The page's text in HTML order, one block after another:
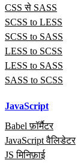
CSS से SASS
SCSS to LESS
SCSS to SASS
LESS to SCSS
LESS to SASS
SASS to SCSS
JavaScript
Babel फ़ॉर्मैटर
JavaScript वैलिडेटर
JS मिनिफ़ाई